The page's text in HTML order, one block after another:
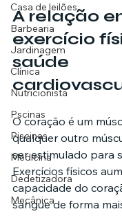
Casa de leilões
Barbearia
Jardinagem
Clínica
Nutricionista
Pscinas
Piscinas
Medicina
Dedetizadora
Mecânica
A relação
exercício
saúde
O coração é um
qualquer outro
ser estimulado para
Exercícios físicos
capacidade do
sangue de forma